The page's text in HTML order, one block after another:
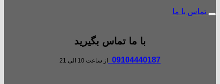
تماس با ما
با ما تماس بگیرید
09104440187 از ساعت 10 الی 21